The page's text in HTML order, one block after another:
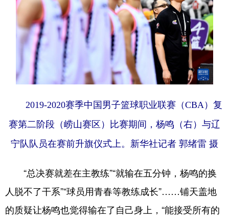
2019-2020赛季中国男子篮球职业联赛（CBA）复
赛第二阶段（崂山赛区）比赛期间，杨鸣（右）与辽
宁队队员在赛前升旗仪式上。 新华社记者 郭绪雷 摄
“总决赛就差在主教练”“就输在五分钟，杨鸣的换
人脱不了干系”“球员用青春等教练成长”……铺天盖地
的质疑让杨鸣也觉得输在了自己身上，“能接受所有的